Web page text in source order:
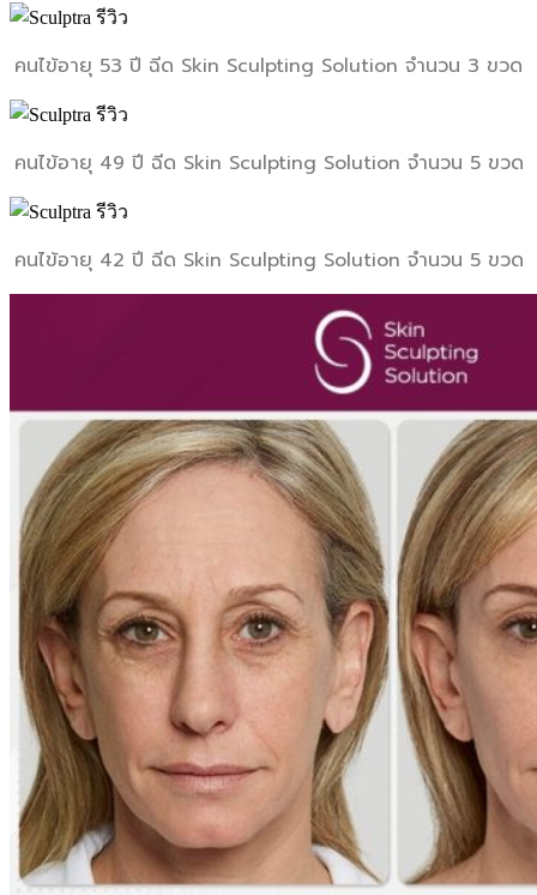
คนไข้อายุ 53 ปี ฉีด Skin Sculpting Solution จำนวน 3 ขวด
คนไข้อายุ 49 ปี ฉีด Skin Sculpting Solution จำนวน 5 ขวด
คนไข้อายุ 42 ปี ฉีด Skin Sculpting Solution จำนวน 5 ขวด